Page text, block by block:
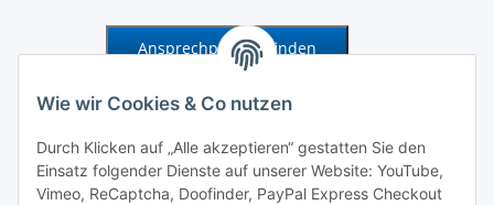
Wie wir Cookies & Co nutzen
Durch Klicken auf „Alle akzeptieren“ gestatten Sie den
Einsatz folgender Dienste auf unserer Website: YouTube,
Vimeo, ReCaptcha, Doofinder, PayPal Express Checkout
Ansprechpartner finden
Information und Service
Zahlung und Versand